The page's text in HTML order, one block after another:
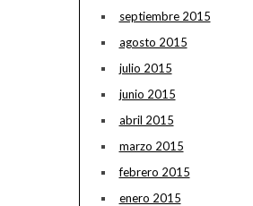
septiembre 2015
agosto 2015
julio 2015
junio 2015
abril 2015
marzo 2015
febrero 2015
enero 2015